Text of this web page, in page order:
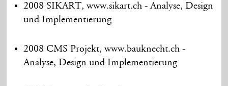
2008 SIKART, www.sikart.ch - Analyse, Design
und Implementierung
2008 CMS Projekt, www.bauknecht.ch -
Analyse, Design und Implementierung